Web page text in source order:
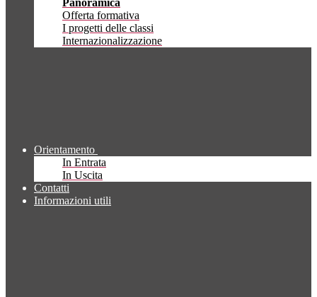
Panoramica
Offerta formativa
I progetti delle classi
Internazionalizzazione
Orientamento
In Entrata
In Uscita
Contatti
Informazioni utili